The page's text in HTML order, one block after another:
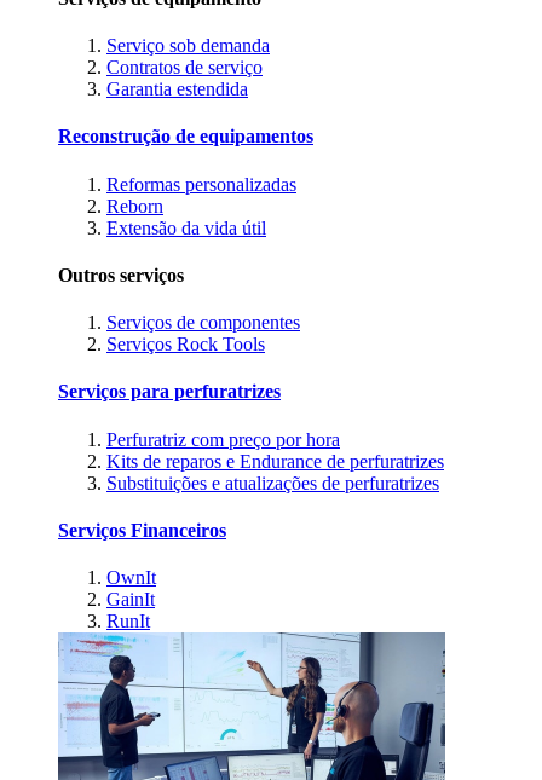
Serviço sob demanda
Contratos de serviço
Garantia estendida
Reconstrução de equipamentos
Reformas personalizadas
Reborn
Extensão da vida útil
Outros serviços
Serviços de componentes
Serviços Rock Tools
Serviços para perfuratrizes
Perfuratriz com preço por hora
Kits de reparos e Endurance de perfuratrizes
Substituições e atualizações de perfuratrizes
Serviços Financeiros
OwnIt
GainIt
RunIt